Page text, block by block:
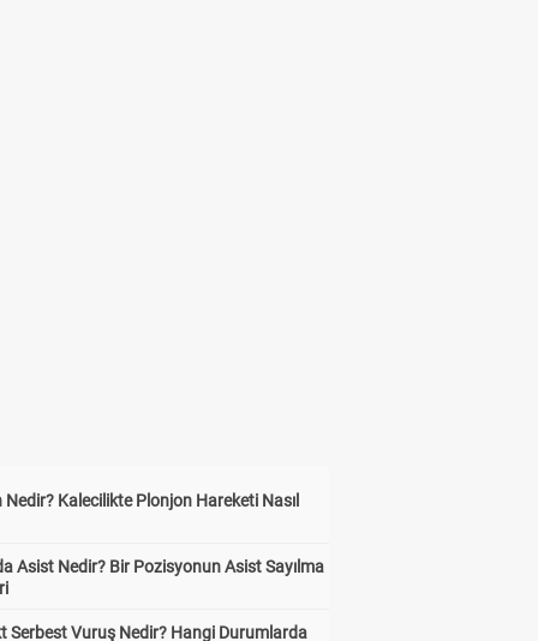
Nedir? Kalecilikte Plonjon Hareketi Nasıl
Asist Nedir? Bir Pozisyonun Asist Sayılma
Serbest Vuruş Nedir? Hangi Durumlarda